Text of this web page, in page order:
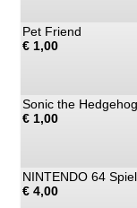
Pet Friend
€ 1,00
Sonic the
€ 1,00
NINTENDO 64 Spiel
€ 4,00